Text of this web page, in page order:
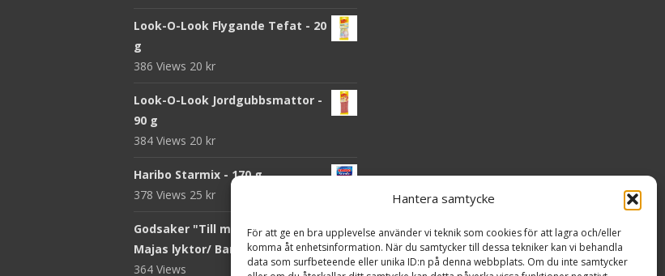
Hantera samtycke
För att ge en bra upplevelse använder vi teknik som cookies för att lagra och/eller
komma åt enhetsinformation. När du samtycker till dessa tekniker kan vi behandla
data som surfbeteende eller unika ID:n på denna webbplats. Om du inte samtycker
Look-O-Look Flygande Tefat - 20
g
386 Views 20 kr
Look-O-Look Jordgubbsmattor -
90 g
384 Views 20 kr
Haribo Starmix - 170 g
378 Views 25 kr
Godsaker "Till mitt hjärta" -
Majas lyktor/ Barncancerfonden
364 Views